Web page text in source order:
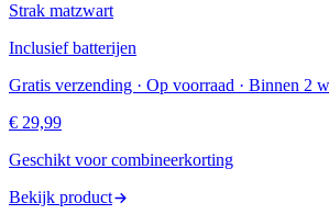
Strak matzwart
Inclusief batterijen
Gratis verzending · Op voorraad · Binnen 2
€ 29,99
Geschikt voor combineerkorting
Bekijk product